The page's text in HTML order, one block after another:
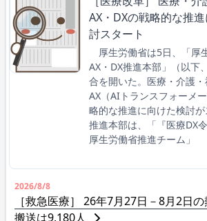
AX・DXの戦略的な推
討スタート
厚生労働省は5日、「厚
AX・DX推進本部」（以下
合を開いた。医療・介護
AX（AIトランスフォーメ
略的な推進に向けた検討
推進本部は、「『医療DX
厚生労働省推進チーム」
2026/8/8
［救急医療］ 26年7月27日－8月2日
搬送は9,180人